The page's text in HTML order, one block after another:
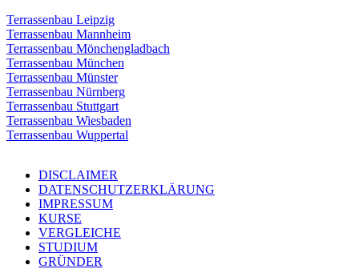
Terrassenbau Leipzig
Terrassenbau Mannheim
Terrassenbau Mönchengladbach
Terrassenbau München
Terrassenbau Münster
Terrassenbau Nürnberg
Terrassenbau Stuttgart
Terrassenbau Wiesbaden
Terrassenbau Wuppertal
DISCLAIMER
DATENSCHUTZERKLÄRUNG
IMPRESSUM
KURSE
VERGLEICHE
STUDIUM
GRÜNDER